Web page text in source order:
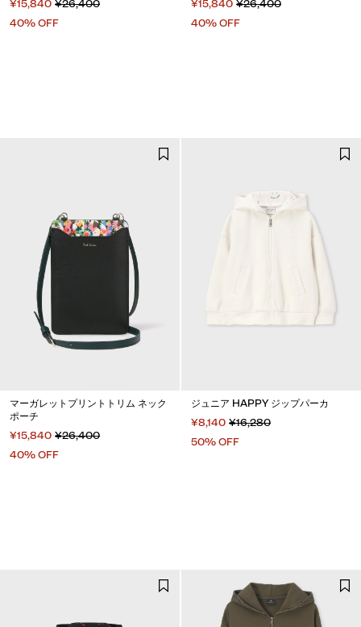
¥15,840 ¥26,400
40% OFF
¥15,840 ¥26,400
40% OFF
マーガレットプリントトリム ネック
ポーチ
¥15,840 ¥26,400
40% OFF
ジュニア HAPPY ジップパーカ
¥8,140 ¥16,280
50% OFF